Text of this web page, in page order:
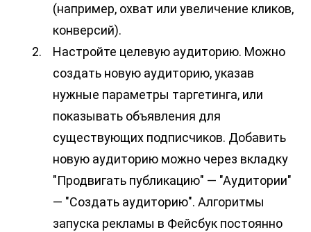
(например, охват или увеличение кликов,
конверсий).
Настройте целевую аудиторию. Можно
создать новую аудиторию, указав
нужные параметры таргетинга, или
показывать объявления для
существующих подписчиков. Добавить
новую аудиторию можно через вкладку
"Продвигать публикацию" — "Аудитории"
— "Создать аудиторию". Алгоритмы
запуска рекламы в Фейсбук постоянно